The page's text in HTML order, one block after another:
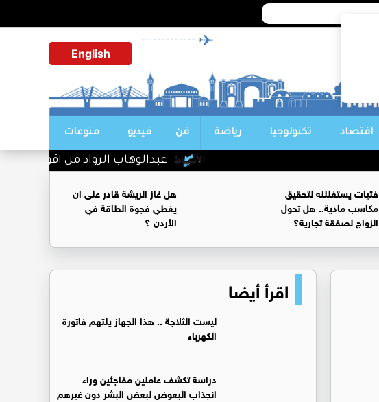
English
اقتصاد تكنولوجيا رياضة فن فيديو منوعات
عبدالوهاب الرواد من اقوى الرؤساء
فتيات يستغللنه لتحقيق
مكاسب مادية.. هل تحول
الزواج لصفقة تجارية؟
هل غاز الريشة قادر على ان
يغطي فجوة الطاقة في
الأردن ؟
اقرأ أيضا
ليست الثلاجة .. هذا الجهاز يلتهم فاتورة
الكهرباء
دراسة تكشف عاملين مفاجئين وراء
انجذاب البعوض لبعض البشر دون غيرهم